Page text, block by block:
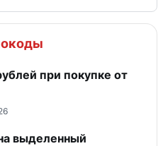
при покупке от
выделенный